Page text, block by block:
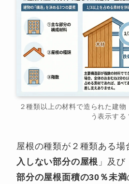
２種類以上の材料で造られた建
う表示する
屋根の種類が２種類ある場
入しない部分の屋根 」及び
部分の屋根面積の30％未満